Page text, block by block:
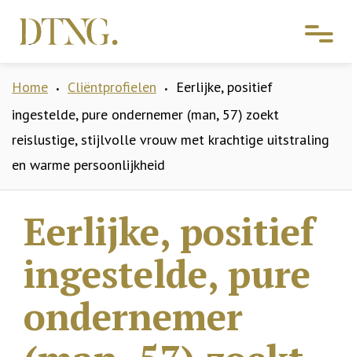
Home • Cliëntprofielen •
Eerlijke, positief
ingestelde, pure ondernemer (man, 57) zoekt
reislustige, stijlvolle vrouw met krachtige uitstraling
en warme persoonlijkheid
Eerlijke, positief
ingestelde, pure
ondernemer